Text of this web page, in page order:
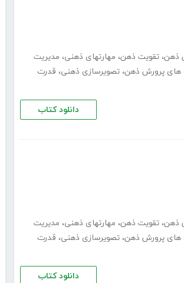
ذهن، تقویت ذهن، مهارت­های ذهنی، مدیریت
های پرورش ذهن، تصویرسازی ذهنی، قدرت
دانلود کتاب
ذهن، تقویت ذهن، مهارت­های ذهنی، مدیریت
های پرورش ذهن، تصویرسازی ذهنی، قدرت
دانلود کتاب